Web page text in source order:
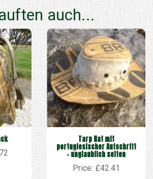
auch...
Tarp Hat mit
portugiesischer Aufschrift
– unglaublich selten
Price: £42.41